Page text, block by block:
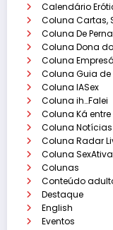
Calendário
Coluna Cartas,
Coluna De
Coluna Dona
Coluna
Coluna Guia de
Coluna IASex
Coluna ih…Falei
Coluna Ká entre
Coluna Notícias
Coluna Radar
Coluna
Colunas
Conteúdo
Destaque
English
Eventos